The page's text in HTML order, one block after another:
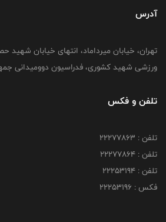
آدرس
تهران، خیابان میرداماد، انتهای خیابان شهید
ورزشی شهید کشوری، فدراسیون دوومیدانی
تلفن و فکس
تلفن : 22277863
تلفن : 22277864
تلفن : 22253194
فکس : 22253196